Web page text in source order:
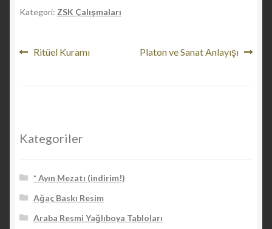
Kategori: ZSK Çalışmaları
Yazı
Önceki
Ritüel Kuramı
Sonraki
Platon ve Sanat Anlayışı
Kategoriler
* Ayın Mezatı (indirim!)
Ağaç Baskı Resim
Araba Resmi Yağlıboya Tabloları